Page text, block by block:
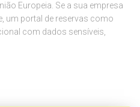
Europeia. Se a sua empresa
um portal de reservas como
com dados sensíveis,